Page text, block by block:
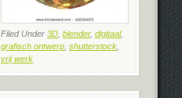
Filed Under 3D blender, digitaal,
grafisch ontwerp shutterstock
vrij werk